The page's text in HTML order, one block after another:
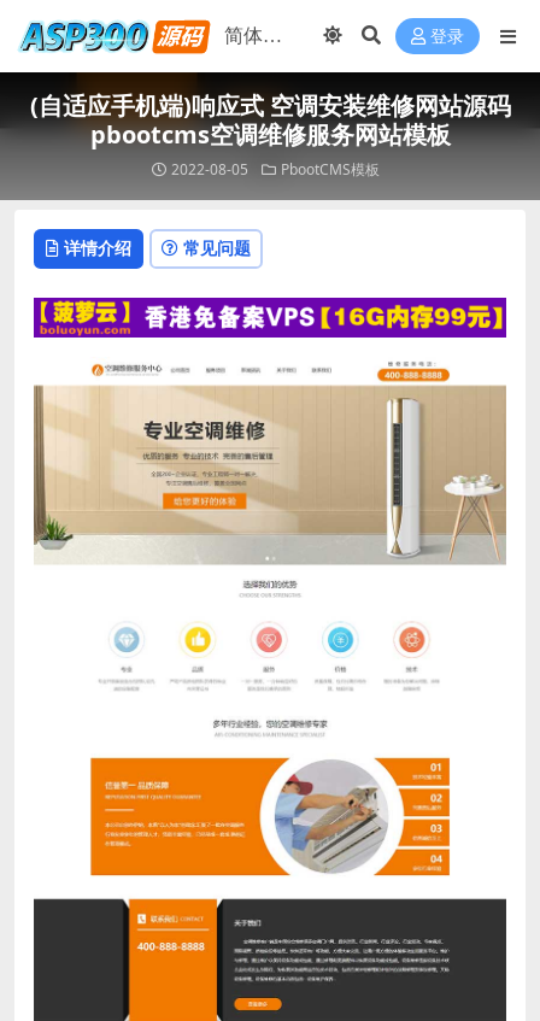
登录
(自适应手机端)响应式 空调安装维修网站源码
pbootcms空调维修服务网站模板
2022-08-05 PbootCMS模板
详情介绍 常见问题